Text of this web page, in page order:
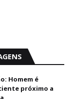
Homem é
próximo a